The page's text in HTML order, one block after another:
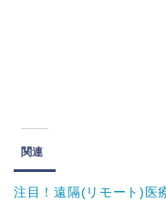
関連
注目！遠隔(リモート)医